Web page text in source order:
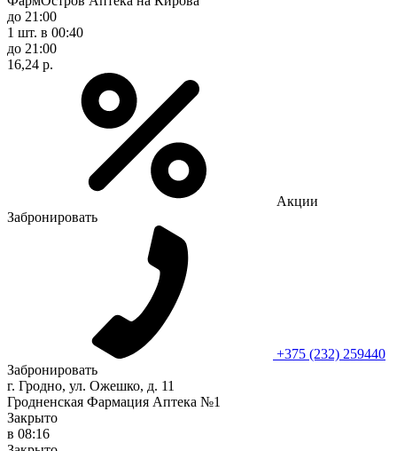
до 21:00
1 шт. в 00:40
до 21:00
16,24 р.
Акции
Забронировать
+375 (232) 259440
Забронировать
г. Гродно, ул. Ожешко, д. 11
Гродненская Фармация Аптека №1
Закрыто
в 08:16